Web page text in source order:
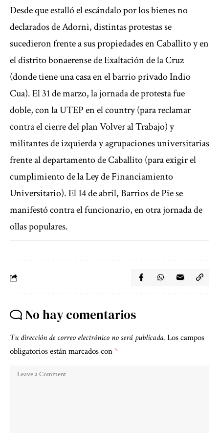
Desde que estalló el escándalo por los bienes no
declarados de Adorni, distintas protestas se
sucedieron frente a sus propiedades en Caballito y en
el distrito bonaerense de Exaltación de la Cruz
(donde tiene una casa en el barrio privado Indio
Cua). El 31 de marzo, la jornada de protesta fue
doble, con la UTEP en el country (para reclamar
contra el cierre del plan Volver al Trabajo) y
militantes de izquierda y agrupaciones universitarias
frente al departamento de Caballito (para exigir el
cumplimiento de la Ley de Financiamiento
Universitario). El 14 de abril, Barrios de Pie se
manifestó contra el funcionario, en otra jornada de
ollas populares.
No hay comentarios
Tu dirección de correo electrónico no será publicada. Los campos
obligatorios están marcados con*